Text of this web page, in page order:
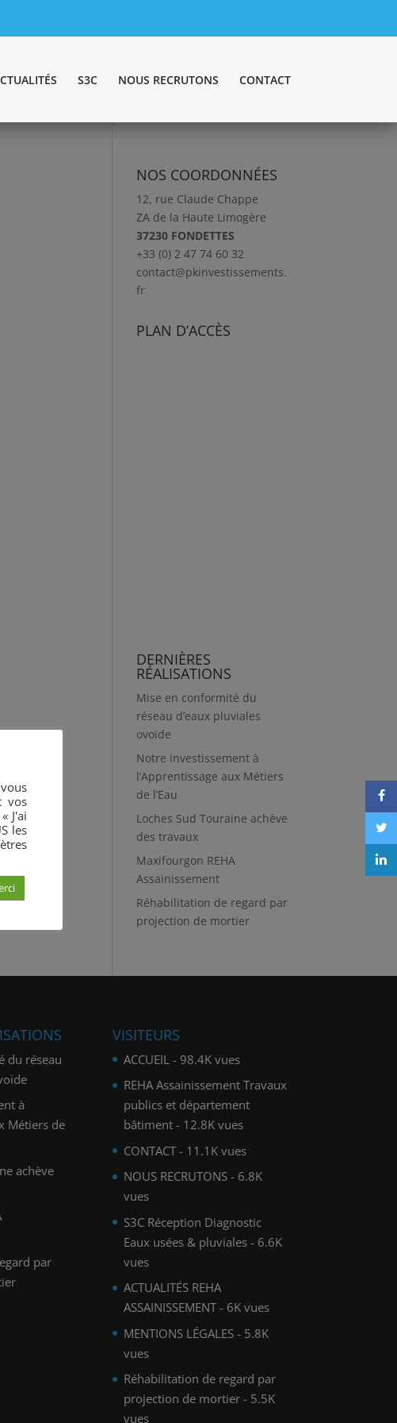
S3C NOUS RECRUTONS CONTACT
NOS COORDONNÉES
12, rue Claude Chappe
ZA de la Haute Limogère
37230 FONDETTES
+33 (0) 2 47 74 60 32
contact@pkinvestissements.
fr
PLAN D’ACCÈS
DERNIÈRES
RÉALISATIONS
Mise en conformité du
réseau d’eaux pluviales
ovoïde
Notre investissement à
l’Apprentissage aux Métiers
de l’Eau
Loches Sud Touraine achève
des travaux
Maxifourgon REHA
Assainissement
Réhabilitation de regard par
projection de mortier
du réseau
à
Métiers de
achève
par
VISITEURS
ACCUEIL - 98.4K vues
REHA Assainissement Travaux
publics et département
bâtiment - 12.8K vues
CONTACT - 11.1K vues
NOUS RECRUTONS - 6.8K
vues
S3C Réception Diagnostic
Eaux usées & pluviales - 6.6K
vues
ACTUALITÉS REHA
ASSAINISSEMENT - 6K vues
MENTIONS LÉGALES - 5.8K
vues
Réhabilitation de regard par
projection de mortier - 5.5K
vues
vos
J'ai
les